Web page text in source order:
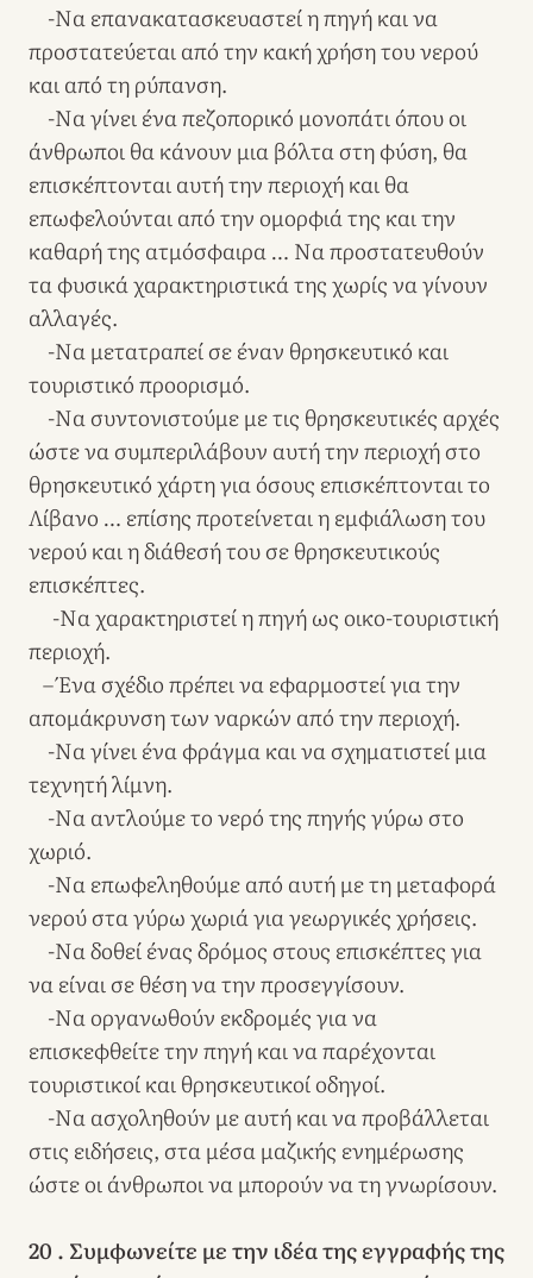
-Να επανακατασκευαστεί η πηγή και να
προστατεύεται από την κακή χρήση του νερού
και από τη ρύπανση.
-Να γίνει ένα πεζοπορικό μονοπάτι όπου οι
άνθρωποι θα κάνουν μια βόλτα στη φύση, θα
επισκέπτονται αυτή την περιοχή και θα
επωφελούνται από την ομορφιά της και την
καθαρή της ατμόσφαιρα … Να προστατευθούν
τα φυσικά χαρακτηριστικά της χωρίς να γίνουν
αλλαγές.
-Να μετατραπεί σε έναν θρησκευτικό και
τουριστικό προορισμό.
-Να συντονιστούμε με τις θρησκευτικές αρχές
ώστε να συμπεριλάβουν αυτή την περιοχή στο
θρησκευτικό χάρτη για όσους επισκέπτονται το
Λίβανο … επίσης προτείνεται η εμφιάλωση του
νερού και η διάθεσή του σε θρησκευτικούς
επισκέπτες.
-Να χαρακτηριστεί η πηγή ως οικο-τουριστική
περιοχή.
– Ένα σχέδιο πρέπει να εφαρμοστεί για την
απομάκρυνση των ναρκών από την περιοχή.
-Να γίνει ένα φράγμα και να σχηματιστεί μια
τεχνητή λίμνη.
-Να αντλούμε το νερό της πηγής γύρω στο
χωριό.
-Να επωφεληθούμε από αυτή με τη μεταφορά
νερού στα γύρω χωριά για γεωργικές χρήσεις.
-Να δοθεί ένας δρόμος στους επισκέπτες για
να είναι σε θέση να την προσεγγίσουν.
-Να οργανωθούν εκδρομές για να
επισκεφθείτε την πηγή και να παρέχονται
τουριστικοί και θρησκευτικοί οδηγοί.
-Να ασχοληθούν με αυτή και να προβάλλεται
στις ειδήσεις, στα μέσα μαζικής ενημέρωσης
ώστε οι άνθρωποι να μπορούν να τη γνωρίσουν.
20 . Συμφωνείτε με την ιδέα της εγγραφής της